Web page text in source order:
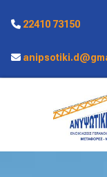
 22410 73150
